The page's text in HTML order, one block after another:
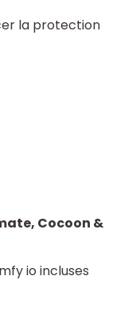
la protection
Cocoon &
io incluses